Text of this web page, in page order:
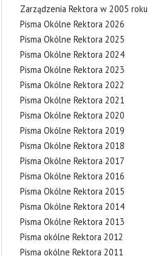
Zarządzenia Rektora w 2005 roku
Pisma Okólne Rektora 2026
Pisma Okólne Rektora 2025
Pisma Okólne Rektora 2024
Pisma Okólne Rektora 2023
Pisma Okólne Rektora 2022
Pisma Okólne Rektora 2021
Pisma Okólne Rektora 2020
Pisma Okólne Rektora 2019
Pisma Okólne Rektora 2018
Pisma Okólne Rektora 2017
Pisma Okólne Rektora 2016
Pisma Okólne Rektora 2015
Pisma Okólne Rektora 2014
Pisma Okólne Rektora 2013
Pisma okólne Rektora 2012
Pisma okólne Rektora 2011